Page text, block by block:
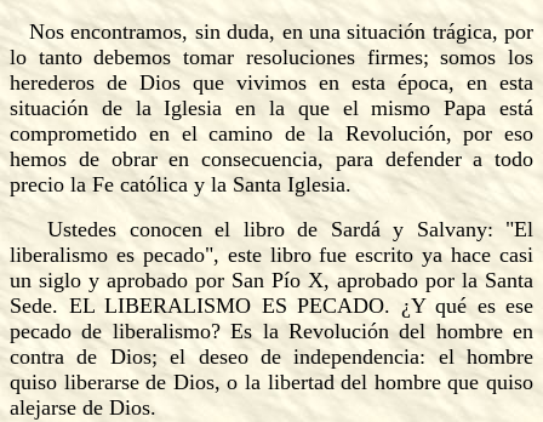
Nos encontramos, sin duda, en una situación trágica, por
lo tanto debemos tomar resoluciones firmes; somos los
herederos de Dios que vivimos en esta época, en esta
situación de la Iglesia en la que el mismo Papa está
comprometido en el camino de la Revolución, por eso
hemos de obrar en consecuencia, para defender a todo
precio la Fe católica y la Santa Iglesia.
Ustedes conocen el libro de Sardá y Salvany: "El
liberalismo es pecado", este libro fue escrito ya hace casi
un siglo y aprobado por San Pío X, aprobado por la Santa
Sede. EL LIBERALISMO ES PECADO. ¿Y qué es ese
pecado de liberalismo? Es la Revolución del hombre en
contra de Dios; el deseo de independencia: el hombre
quiso liberarse de Dios, o la libertad del hombre que quiso
alejarse de Dios.